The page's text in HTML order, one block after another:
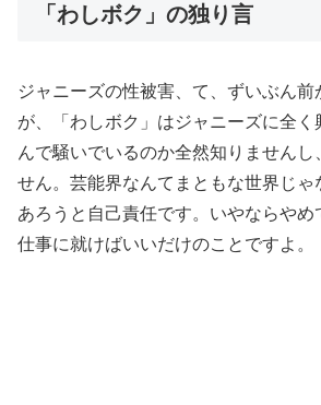
「わしボク」の独り言
ジャニーズの性被害、て、ずいぶん前
が、「わしボク」はジャニーズに全く
んで騒いでいるのか全然知りませんし
せん。芸能界なんてまともな世界じゃ
あろうと自己責任です。いやならやめ
仕事に就けばいいだけのことですよ。